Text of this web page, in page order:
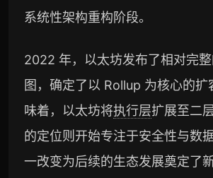
系统性架构重构阶段。
2022 年，以太坊发布了相对完
图，确定了以 Rollup 为核心的扩
味着，以太坊将执行层扩展至二
的定位则开始专注于安全性与数
一改变为后续的生态发展奠定了